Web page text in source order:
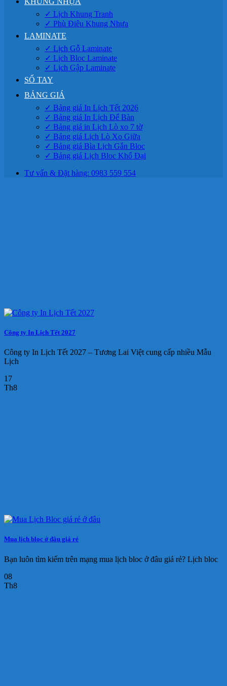
✓ Lịch Khung Tranh
✓ Phù Điêu Khung Nhựa
LAMINATE
✓ Lịch Gỗ Laminate
✓ Lịch Bloc Laminate
✓ Lịch Gập Laminate
SỔ TAY
BẢNG GIÁ
✓ Bảng giá In Lịch Tết 2026
✓ Bảng giá In Lịch Để Bàn
✓ Bảng giá in Lịch Lò xo 7 tờ
✓ Bảng giá Lịch Lò Xo Giữa
✓ Bảng giá Bìa Lịch Gắn Bloc
✓ Bảng giá Lịch Bloc Khổ Đại
Tư vấn & Đặt hàng: 0983 559 554
Công ty In Lịch Tết 2027
Công ty In Lịch Tết 2027 – Tương Lai Việt cung cấp nhiều Mẫu
Lịch
17
Th8
Mua lịch bloc ở đâu giá rẻ
Bạn luôn tìm kiếm trên mạng mua lịch bloc ở đâu giá rẻ? Lịch bloc
08
Th8